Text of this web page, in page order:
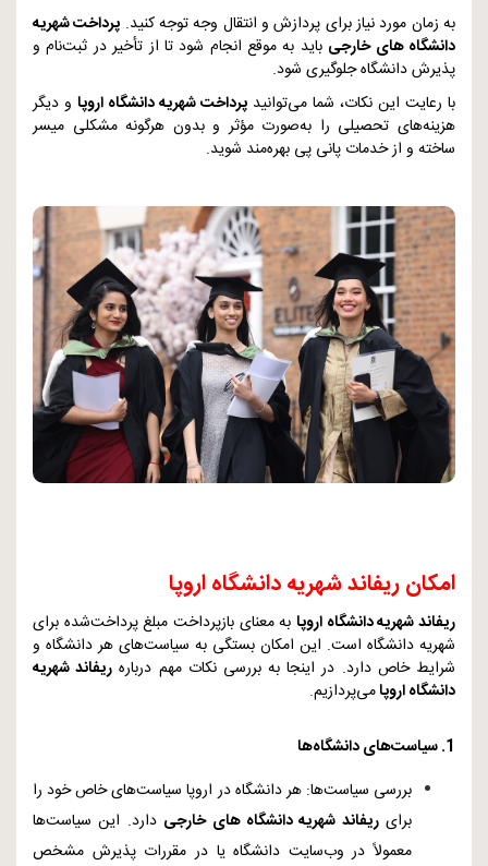
به زمان مورد نیاز برای پردازش و انتقال وجه توجه کنید. پرداخت شهریه
دانشگاه‌ های خارجی باید به موقع انجام شود تا از تأخیر در ثبت‌نام و
پذیرش دانشگاه جلوگیری شود.
با رعایت این نکات، شما می‌توانید پرداخت شهریه دانشگاه اروپا و دیگر
هزینه‌های تحصیلی را به‌صورت مؤثر و بدون هرگونه مشکلی میسر
ساخته و از خدمات پانی پی بهره‌مند شوید.
امکان ریفاند شهریه دانشگاه اروپا
ریفاند شهریه دانشگاه اروپا به معنای بازپرداخت مبلغ پرداخت‌شده برای
شهریه دانشگاه است. این امکان بستگی به سیاست‌های هر دانشگاه و
شرایط خاص دارد. در اینجا به بررسی نکات مهم درباره ریفاند شهریه
دانشگاه اروپامی‌پردازیم.
1. سیاست‌های دانشگاه‌ها
بررسی سیاست‌ها: هر دانشگاه در اروپا سیاست‌های خاص خود را
برایریفاند شهریه دانشگاه‌ های خارجی دارد. این سیاست‌ها
معمولاً در وب‌سایت دانشگاه یا در مقررات پذیرش مشخص